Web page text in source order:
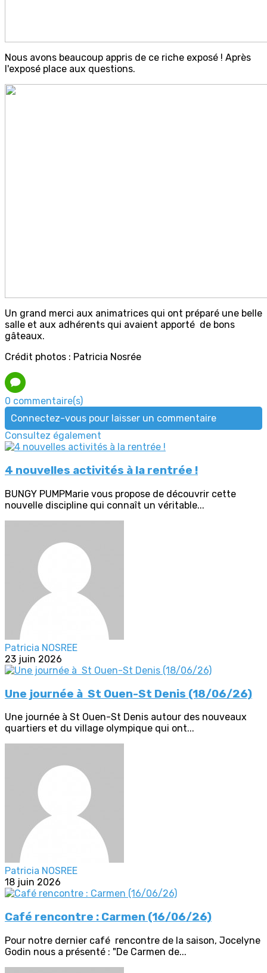
Nous avons beaucoup appris de ce riche exposé ! Après
l'exposé place aux questions.
Un grand merci aux animatrices qui ont préparé une belle
salle et aux adhérents qui avaient apporté de bons
gâteaux.
Crédit photos : Patricia Nosrée
0 commentaire(s)
Connectez-vous pour laisser un commentaire
Consultez également
4 nouvelles activités à la rentrée !
BUNGY PUMPMarie vous propose de découvrir cette
nouvelle discipline qui connaît un véritable...
Patricia NOSREE
23 juin 2026
Une journée à St Ouen-St Denis (18/06/26)
Une journée à St Ouen-St Denis autour des nouveaux
quartiers et du village olympique qui ont...
Patricia NOSREE
18 juin 2026
Café rencontre : Carmen (16/06/26)
Pour notre dernier café rencontre de la saison, Jocelyne
Godin nous a présenté : "De Carmen de...